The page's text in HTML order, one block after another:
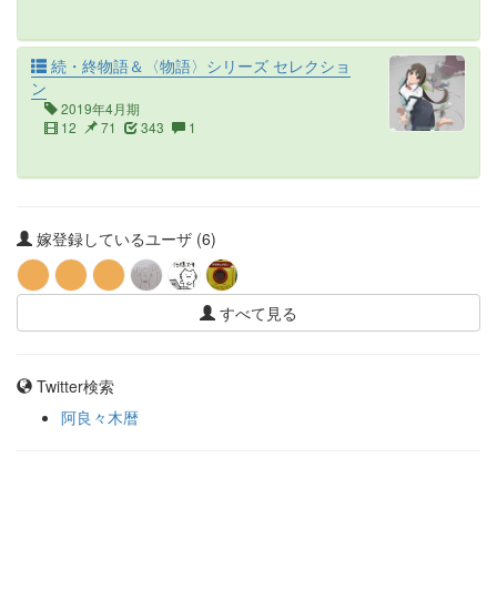
続・終物語＆〈物語〉シリーズ セレクショ
ン
2019年4月期
12
71 343 1
嫁登録しているユーザ (6)
すべて見る
Twitter検索
阿良々木暦